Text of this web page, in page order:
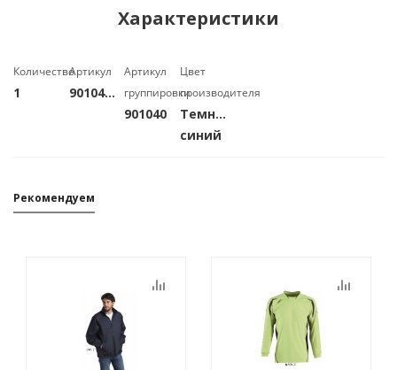
Характеристики
Количество
1
Артикул
90104040
Артикул
группировки
901040
Цвет
производителя
Темно-
синий
Рекомендуем